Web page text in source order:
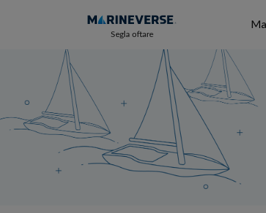
Segla oftare